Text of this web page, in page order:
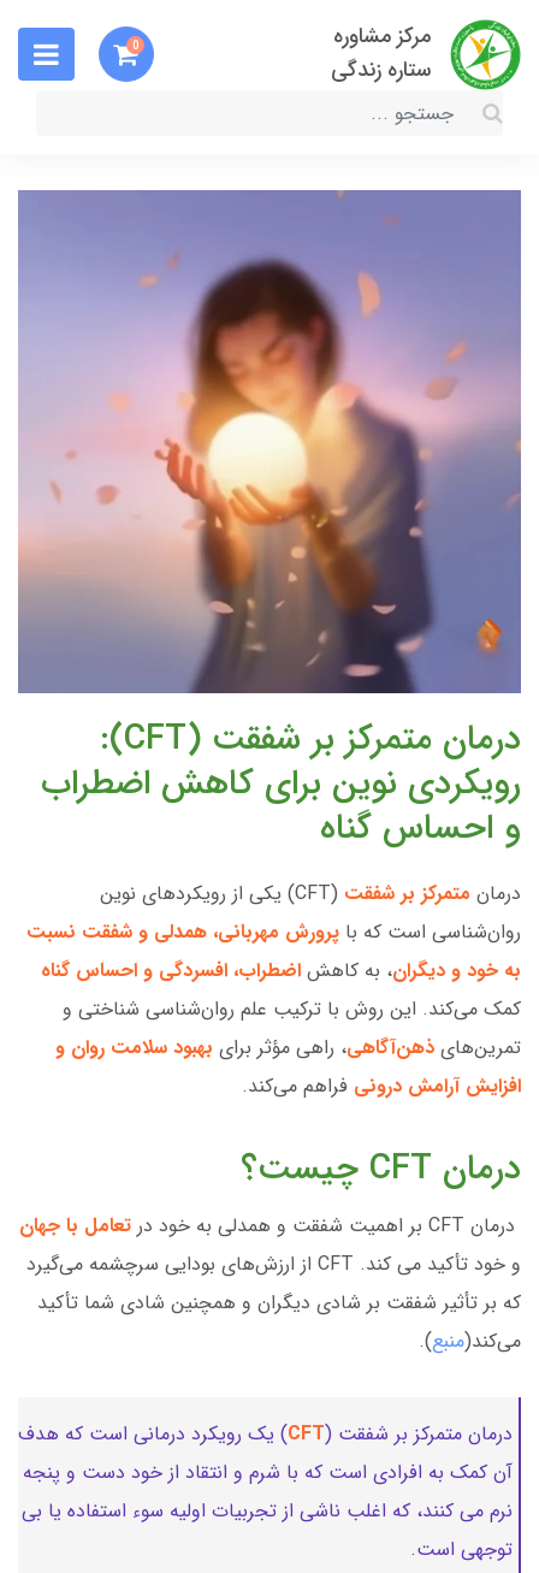
مرکز مشاوره
ستاره زندگی
0
درمان متمرکز بر شفقت (CFT):
رویکردی نوین برای کاهش اضطراب
و احساس گناه
درمان متمرکز بر شفقت
(CFT) یکی از رویکردهای نوین
روان‌شناسی است که با پرورش مهربانی، همدلی و شفقت نسبت
به خود و دیگران، به کاهش اضطراب، افسردگی و احساس گناه
کمک می‌کند. این روش با ترکیب علم روان‌شناسی شناختی و
تمرین‌های ذهن‌آگاهی، راهی مؤثر برای بهبود سلامت روان و
افزایش آرامش درونی فراهم می‌کند.
درمان CFT چیست؟
درمان CFT بر اهمیت شفقت و همدلی به خود در
تعامل با جهان
و خود تأکید می کند. CFT از ارزش‌های بودایی سرچشمه می‌گیرد
که بر تأثیر شفقت بر شادی دیگران و همچنین شادی شما تأکید
می‌کند(منبع).
درمان متمرکز بر شفقت (CFT) یک رویکرد درمانی است که هدف
آن کمک به افرادی است که با شرم و انتقاد از خود دست و پنجه
نرم می کنند، که اغلب ناشی از تجربیات اولیه سوء استفاده یا بی
توجهی است.